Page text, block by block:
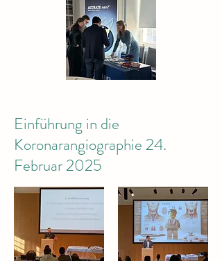
Einführung in die
Koronarangiographie 24.
Februar 2025